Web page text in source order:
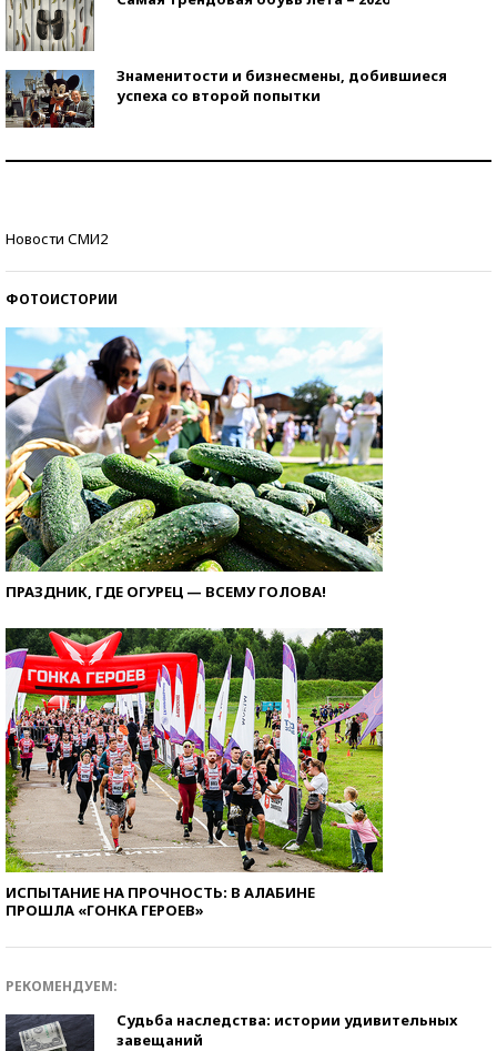
Знаменитости и бизнесмены, добившиеся
успеха со второй попытки
Новости СМИ2
ФОТОИСТОРИИ
ПРАЗДНИК, ГДЕ ОГУРЕЦ — ВСЕМУ ГОЛОВА!
ИСПЫТАНИЕ НА ПРОЧНОСТЬ: В АЛАБИНЕ
ПРОШЛА «ГОНКА ГЕРОЕВ»
РЕКОМЕНДУЕМ:
Судьба наследства: истории удивительных
завещаний